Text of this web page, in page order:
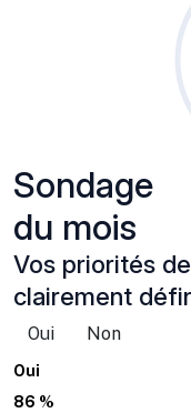
Sondage
du mois
Vos priorités
clairement
Oui Non
Oui
86 %